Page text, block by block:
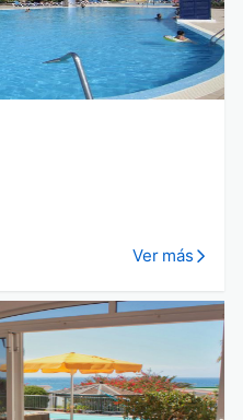
Ver más